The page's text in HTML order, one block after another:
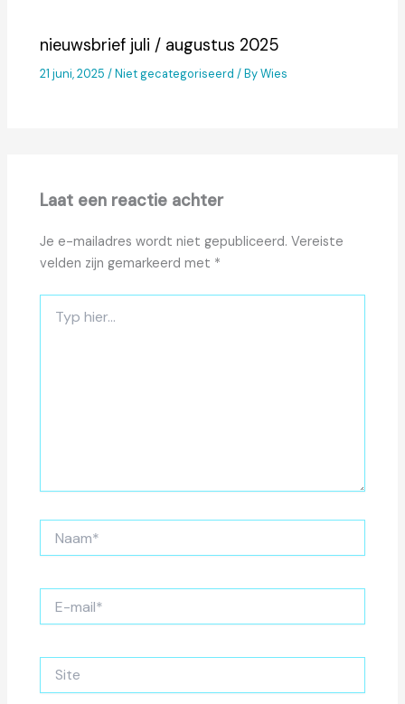
nieuwsbrief juli / augustus 2025
21 juni, 2025/Niet gecategoriseerd / ByWies
Laat een reactie achter
Je e-mailadres wordt niet gepubliceerd. Vereiste
velden zijn gemarkeerd met *
hier...
mail*